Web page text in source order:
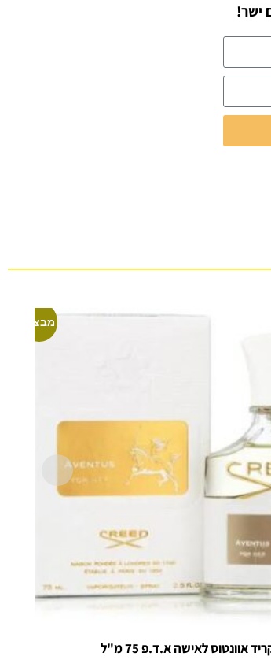
ישר!
מבצע!
אוונטוס לאישה א.ד.פ 75 מ"ל